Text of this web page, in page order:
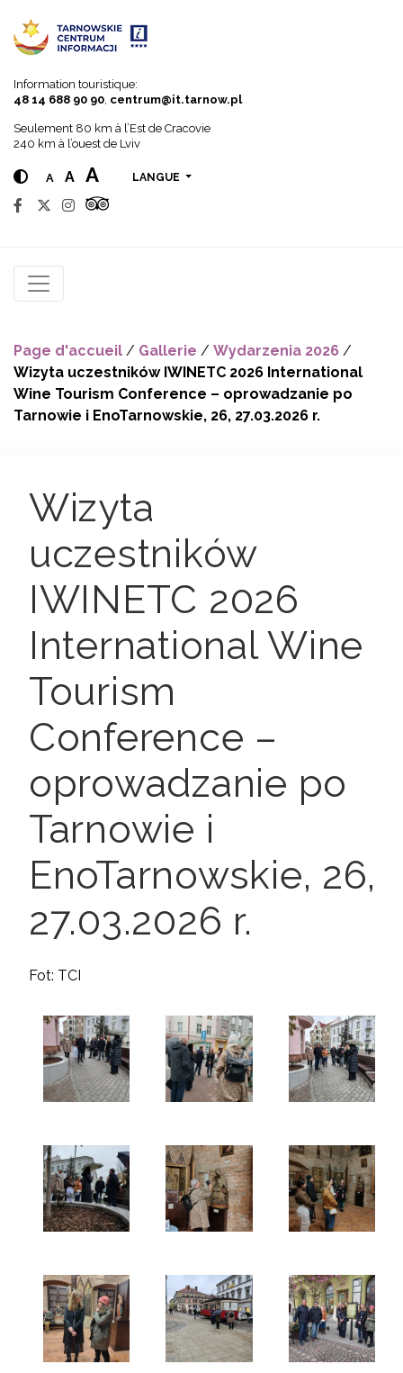
Information touristique:
48 14 688 90 90 centrum@it.tarnow.pl
Seulement 80 km à l’Est de Cracovie
240 km à l’ouest de Lviv
A A A LANGUE
Page d'accueil / Gallerie / Wydarzenia 2026 /
Wizyta uczestników IWINETC 2026 International
Wine Tourism Conference – oprowadzanie po
Tarnowie i EnoTarnowskie, 26, 27.03.2026 r.
Wizyta
uczestników
IWINETC 2026
International Wine
Tourism
Conference –
oprowadzanie po
Tarnowie i
EnoTarnowskie, 26,
27.03.2026 r.
Fot: TCI